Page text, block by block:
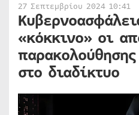
27 Σεπτεμβρίου 2024 10:41
«κόκκινο» οι
στο διαδίκτυο